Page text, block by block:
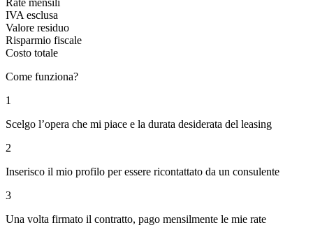
Rate mensili
IVA esclusa
Valore residuo
Risparmio fiscale
Costo totale
Come funziona?
1
Scelgo l’opera che mi piace e la durata desiderata del leasing
2
Inserisco il mio profilo per essere ricontattato da un consulente
3
Una volta firmato il contratto, pago mensilmente le mie rate